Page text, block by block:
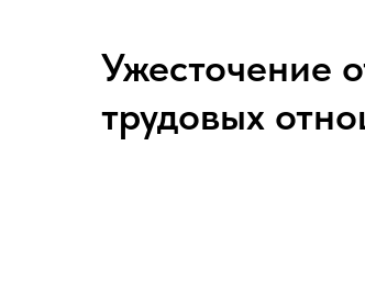
Ужесточение
трудовых